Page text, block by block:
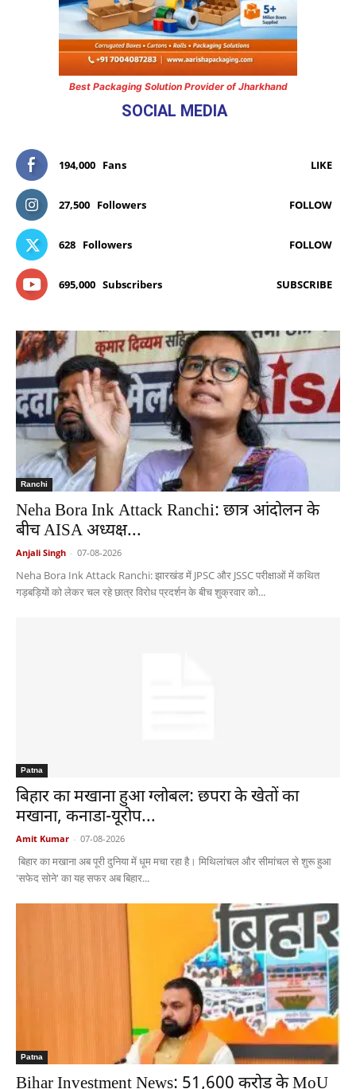
Best Packaging Solution Provider of Jharkhand
SOCIAL MEDIA
194,000 Fans LIKE
27,500 Followers FOLLOW
628 Followers FOLLOW
695,000 Subscribers SUBSCRIBE
Ranchi
Neha Bora Ink Attack Ranchi: छात्र आंदोलन के
बीच AISA अध्यक्ष...
Anjali Singh - 07-08-2026
Neha Bora Ink Attack Ranchi: झारखंड में JPSC और JSSC परीक्षाओं में कथित
गड़बड़ियों को लेकर चल रहे छात्र विरोध प्रदर्शन के बीच शुक्रवार को...
Patna
बिहार का मखाना हुआ ग्लोबल: छपरा के खेतों का
मखाना, कनाडा-यूरोप...
Amit Kumar - 07-08-2026
बिहार का मखाना अब पूरी दुनिया में धूम मचा रहा है। मिथिलांचल और सीमांचल से शुरू हुआ
'सफेद सोने' का यह सफर अब बिहार...
Patna
Bihar Investment News: 51,600 करोड़ के MoU